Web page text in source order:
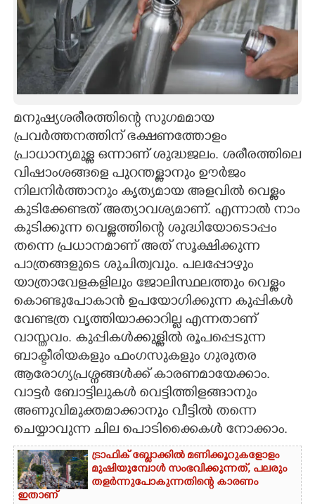
ASTRO
CARTOONS
LITERATURE
ZOOM
CONTACT US
മനുഷ്യശരീരത്തിന്റെ സുഗമമായ
പ്രവർത്തനത്തിന് ഭക്ഷണത്തോളം
പ്രാധാന്യമുള്ള ഒന്നാണ് ശുദ്ധജലം. ശരീരത്തിലെ
വിഷാംശങ്ങളെ പുറന്തള്ളാനും ഊർജം
നിലനിർത്താനും കൃത്യമായ അളവിൽ വെള്ളം
കുടിക്കേണ്ടത് അത്യാവശ്യമാണ്. എന്നാൽ നാം
കുടിക്കുന്ന വെള്ളത്തിന്റെ ശുദ്ധിയോടൊപ്പം
തന്നെ പ്രധാനമാണ് അത് സൂക്ഷിക്കുന്ന
പാത്രങ്ങളുടെ ശുചിത്വവും. പലപ്പോഴും
യാത്രാവേളകളിലും ജോലിസ്ഥലത്തും വെള്ളം
കൊണ്ടുപോകാൻ ഉപയോഗിക്കുന്ന കുപ്പികൾ
വേണ്ടത്ര വൃത്തിയാക്കാറില്ല എന്നതാണ്
വാസ്തവം. കുപ്പികൾക്കുള്ളിൽ രൂപപ്പെടുന്ന
ബാക്ടീരിയകളും ഫംഗസുകളും ഗുരുതര
ആരോഗ്യപ്രശ്നങ്ങൾക്ക് കാരണമായേക്കാം.
വാട്ടർ ബോട്ടിലുകൾ വെട്ടിത്തിളങ്ങാനും
അണുവിമുക്തമാക്കാനും വീട്ടിൽ തന്നെ
ചെയ്യാവുന്ന ചില പൊടിക്കൈകൾ നോക്കാം.
ട്രാഫിക് ബ്ലോക്കിൽ മണിക്കൂറുകളോളം
മുഷിയുമ്പോൾ സംഭവിക്കുന്നത്, പലരും
തളർന്നുപോകുന്നതിന്റെ കാരണം
ഇതാണ്